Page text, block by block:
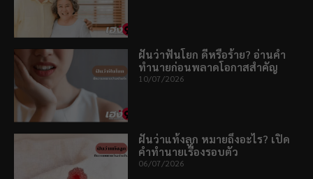
ฝันว่าฟันโยก ดีหรือร้าย? อ่านคำ
ทำนายก่อนพลาดโอกาสสำคัญ
10/07/2026
ฝันว่าแท้งลูก หมายถึงอะไร? เปิด
คำทำนายเรื่องรอบตัว
06/07/2026